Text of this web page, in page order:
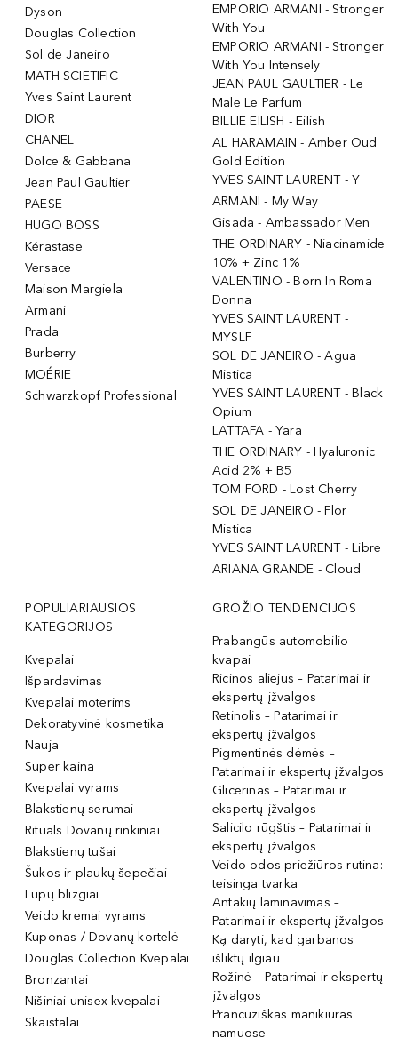
Dyson
Douglas Collection
Sol de Janeiro
MATH SCIETIFIC
Yves Saint Laurent
DIOR
CHANEL
Dolce & Gabbana
Jean Paul Gaultier
PAESE
HUGO BOSS
Kérastase
Versace
Maison Margiela
Armani
Prada
Burberry
MOÉRIE
Schwarzkopf Professional
EMPORIO ARMANI - Stronger
With You
EMPORIO ARMANI - Stronger
With You Intensely
JEAN PAUL GAULTIER - Le
Male Le Parfum
BILLIE EILISH - Eilish
AL HARAMAIN - Amber Oud
Gold Edition
YVES SAINT LAURENT - Y
ARMANI - My Way
Gisada - Ambassador Men
THE ORDINARY - Niacinamide
10% + Zinc 1%
VALENTINO - Born In Roma
Donna
YVES SAINT LAURENT -
MYSLF
SOL DE JANEIRO - Agua
Mistica
YVES SAINT LAURENT - Black
Opium
LATTAFA - Yara
THE ORDINARY - Hyaluronic
Acid 2% + B5
TOM FORD - Lost Cherry
SOL DE JANEIRO - Flor
Mistica
YVES SAINT LAURENT - Libre
ARIANA GRANDE - Cloud
POPULIARIAUSIOS
KATEGORIJOS
Kvepalai
Išpardavimas
Kvepalai moterims
Dekoratyvinė kosmetika
Nauja
Super kaina
Kvepalai vyrams
Blakstienų serumai
Rituals Dovanų rinkiniai
Blakstienų tušai
Šukos ir plaukų šepečiai
Lūpų blizgiai
Veido kremai vyrams
Kuponas / Dovanų kortelė
Douglas Collection Kvepalai
Bronzantai
Nišiniai unisex kvepalai
Skaistalai
GROŽIO TENDENCIJOS
Prabangūs automobilio
kvapai
Ricinos aliejus – Patarimai ir
ekspertų įžvalgos
Retinolis – Patarimai ir
ekspertų įžvalgos
Pigmentinės dėmės –
Patarimai ir ekspertų įžvalgos
Glicerinas – Patarimai ir
ekspertų įžvalgos
Salicilo rūgštis – Patarimai ir
ekspertų įžvalgos
Veido odos priežiūros rutina:
teisinga tvarka
Antakių laminavimas –
Patarimai ir ekspertų įžvalgos
Ką daryti, kad garbanos
išliktų ilgiau
Rožinė – Patarimai ir ekspertų
įžvalgos
Prancūziškas manikiūras
namuose